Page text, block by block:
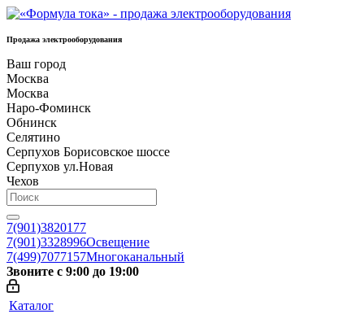
Продажа электрооборудования
Ваш город
Москва
Москва
Наро-Фоминск
Обнинск
Селятино
Серпухов Борисовское шоссе
Серпухов ул.Новая
Чехов
7(901)3820177
7(901)3328996Освещение
7(499)7077157Многоканальный
Звоните с 9:00 до 19:00
Каталог